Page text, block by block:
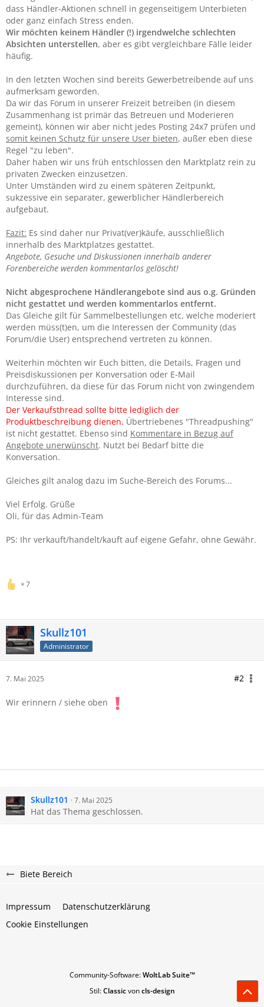
dass Händler-Aktionen schnell in gegenseitigem Unterbieten
oder ganz einfach Stress enden.
Wir möchten keinem Händler (!) irgendwelche schlechten
Absichten unterstellen, aber es gibt vergleichbare Fälle leider
häufig.
In den letzten Wochen sind bereits Gewerbetreibende auf uns
aufmerksam geworden.
Da wir das Forum in unserer Freizeit betreiben (in diesem
Zusammenhang ist primär das Betreuen und Moderieren
gemeint), können wir aber nicht jedes Posting 24x7 prüfen und
somit keinen Schutz für unsere User bieten, außer eben diese
Regel "zu leben".
Daher haben wir uns früh entschlossen den Marktplatz rein zu
privaten Zwecken einzusetzen.
Unter Umständen wird zu einem späteren Zeitpunkt,
sukzessive ein separater, gewerblicher Händlerbereich
aufgebaut.
Fazit: Es sind daher nur Privat(ver)käufe, ausschließlich
innerhalb des Marktplatzes gestattet.
Angebote, Gesuche und Diskussionen innerhalb anderer
Forenbereiche werden kommentarlos gelöscht!
Nicht abgesprochene Händlerangebote sind aus o.g. Gründen
nicht gestattet und werden kommentarlos entfernt.
Das Gleiche gilt für Sammelbestellungen etc, welche moderiert
werden müss(t)en, um die Interessen der Community (das
Forum/die User) entsprechend vertreten zu können.
Weiterhin möchten wir Euch bitten, die Details, Fragen und
Preisdiskussionen per Konversation oder E-Mail
durchzuführen, da diese für das Forum nicht von zwingendem
Interesse sind.
Der Verkaufsthread sollte bitte lediglich der
Produktbeschreibung dienen. Übertriebenes "Threadpushing"
ist nicht gestattet. Ebenso sind Kommentare in Bezug auf
Angebote unerwünscht. Nutzt bei Bedarf bitte die
Konversation.
Gleiches gilt analog dazu im Suche-Bereich des Forums...
Viel Erfolg. Grüße
Oli, für das Admin-Team
PS: Ihr verkauft/handelt/kauft auf eigene Gefahr, ohne Gewähr.
7
Skullz101
Administrator
7. Mai 2025 #2
Wir erinnern / siehe oben
Skullz101 7. Mai 2025
Hat das Thema geschlossen.
Biete Bereich
Impressum
Datenschutzerklärung
Cookie Einstellungen
Community-Software:WoltLab Suite™
Stil:Classicvoncls-design